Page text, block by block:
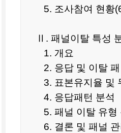
5. 조사참여 현황
Ⅱ. 패널이탈 특성
1. 개요
2. 응답 및 이탈
3. 표본유지율 및
4. 응답패턴 분석
5. 패널 이탈 유형
6. 결론 및 패널